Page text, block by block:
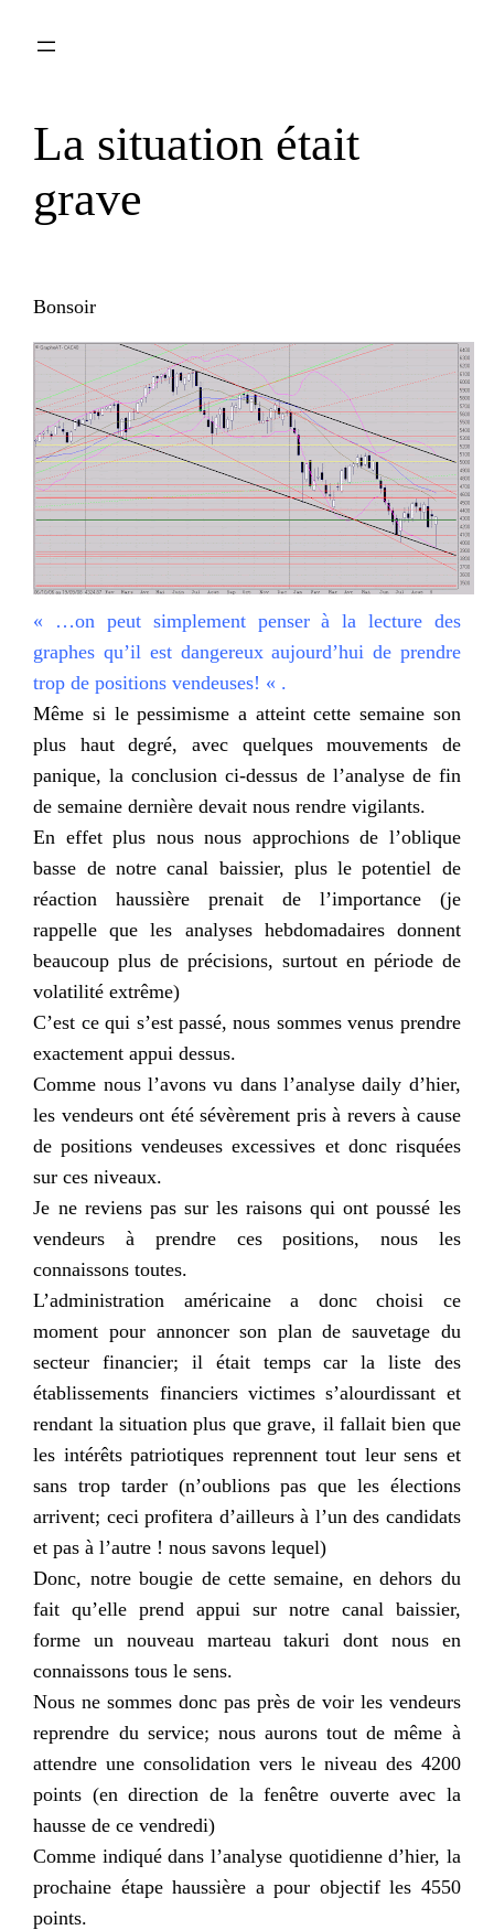
La situation était
grave
Bonsoir
« …on peut simplement penser à la lecture des
graphes qu’il est dangereux aujourd’hui de prendre
trop de positions vendeuses! « .
Même si le pessimisme a atteint cette semaine son
plus haut degré, avec quelques mouvements de
panique, la conclusion ci-dessus de l’analyse de fin
de semaine dernière devait nous rendre vigilants.
En effet plus nous nous approchions de l’oblique
basse de notre canal baissier, plus le potentiel de
réaction haussière prenait de l’importance (je
rappelle que les analyses hebdomadaires donnent
beaucoup plus de précisions, surtout en période de
volatilitéextrême)
C’est ce qui s’est passé, nous sommes venus prendre
exactement appui dessus.
Comme nous l’avons vu dans l’analysedaily d’hier,
les vendeurs ont été sévèrement pris à revers à cause
de positions vendeuses excessives et donc risquées
sur ces niveaux.
Je ne reviens pas sur les raisons qui ont poussé les
vendeurs à prendre ces positions, nous les
connaissons toutes.
L’administration américaine a donc choisi ce
moment pour annoncer son plan de sauvetage du
secteur financier; il était temps car la liste des
établissements financiers victimes s’alourdissant et
rendant la situation plus que grave, il fallait bien que
les intérêts patriotiques reprennent tout leur sens et
sans trop tarder (n’oublions pas que les élections
arrivent; ceci profitera d’ailleurs à l’un des candidats
et pas à l’autre ! nous savons lequel)
Donc, notre bougie de cette semaine, en dehors du
fait qu’elle prend appui sur notre canal baissier,
forme un nouveau marteautakuri dont nous en
connaissons tous le sens.
Nous ne sommes donc pas près de voir les vendeurs
reprendre du service; nous aurons tout de même à
attendre une consolidation vers le niveau des 4200
points (en direction de la fenêtre ouverte avec la
hausse de ce vendredi)
Comme indiqué dans l’analyse quotidienne d’hier, la
prochaine étape haussière a pour objectif les 4550
points.